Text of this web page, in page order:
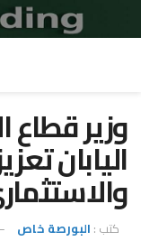
وزير
اليابان
كتب : البورصة خاص